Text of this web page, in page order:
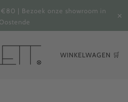
| Bezoek onze showroom in
Oostende
✕
WINKELWAGEN 🛒